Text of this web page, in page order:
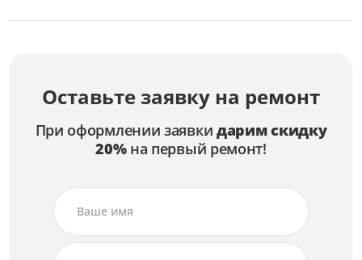
Оставьте заявку на ремонт
При оформлении заявки дарим скидку
20%на первый ремонт!